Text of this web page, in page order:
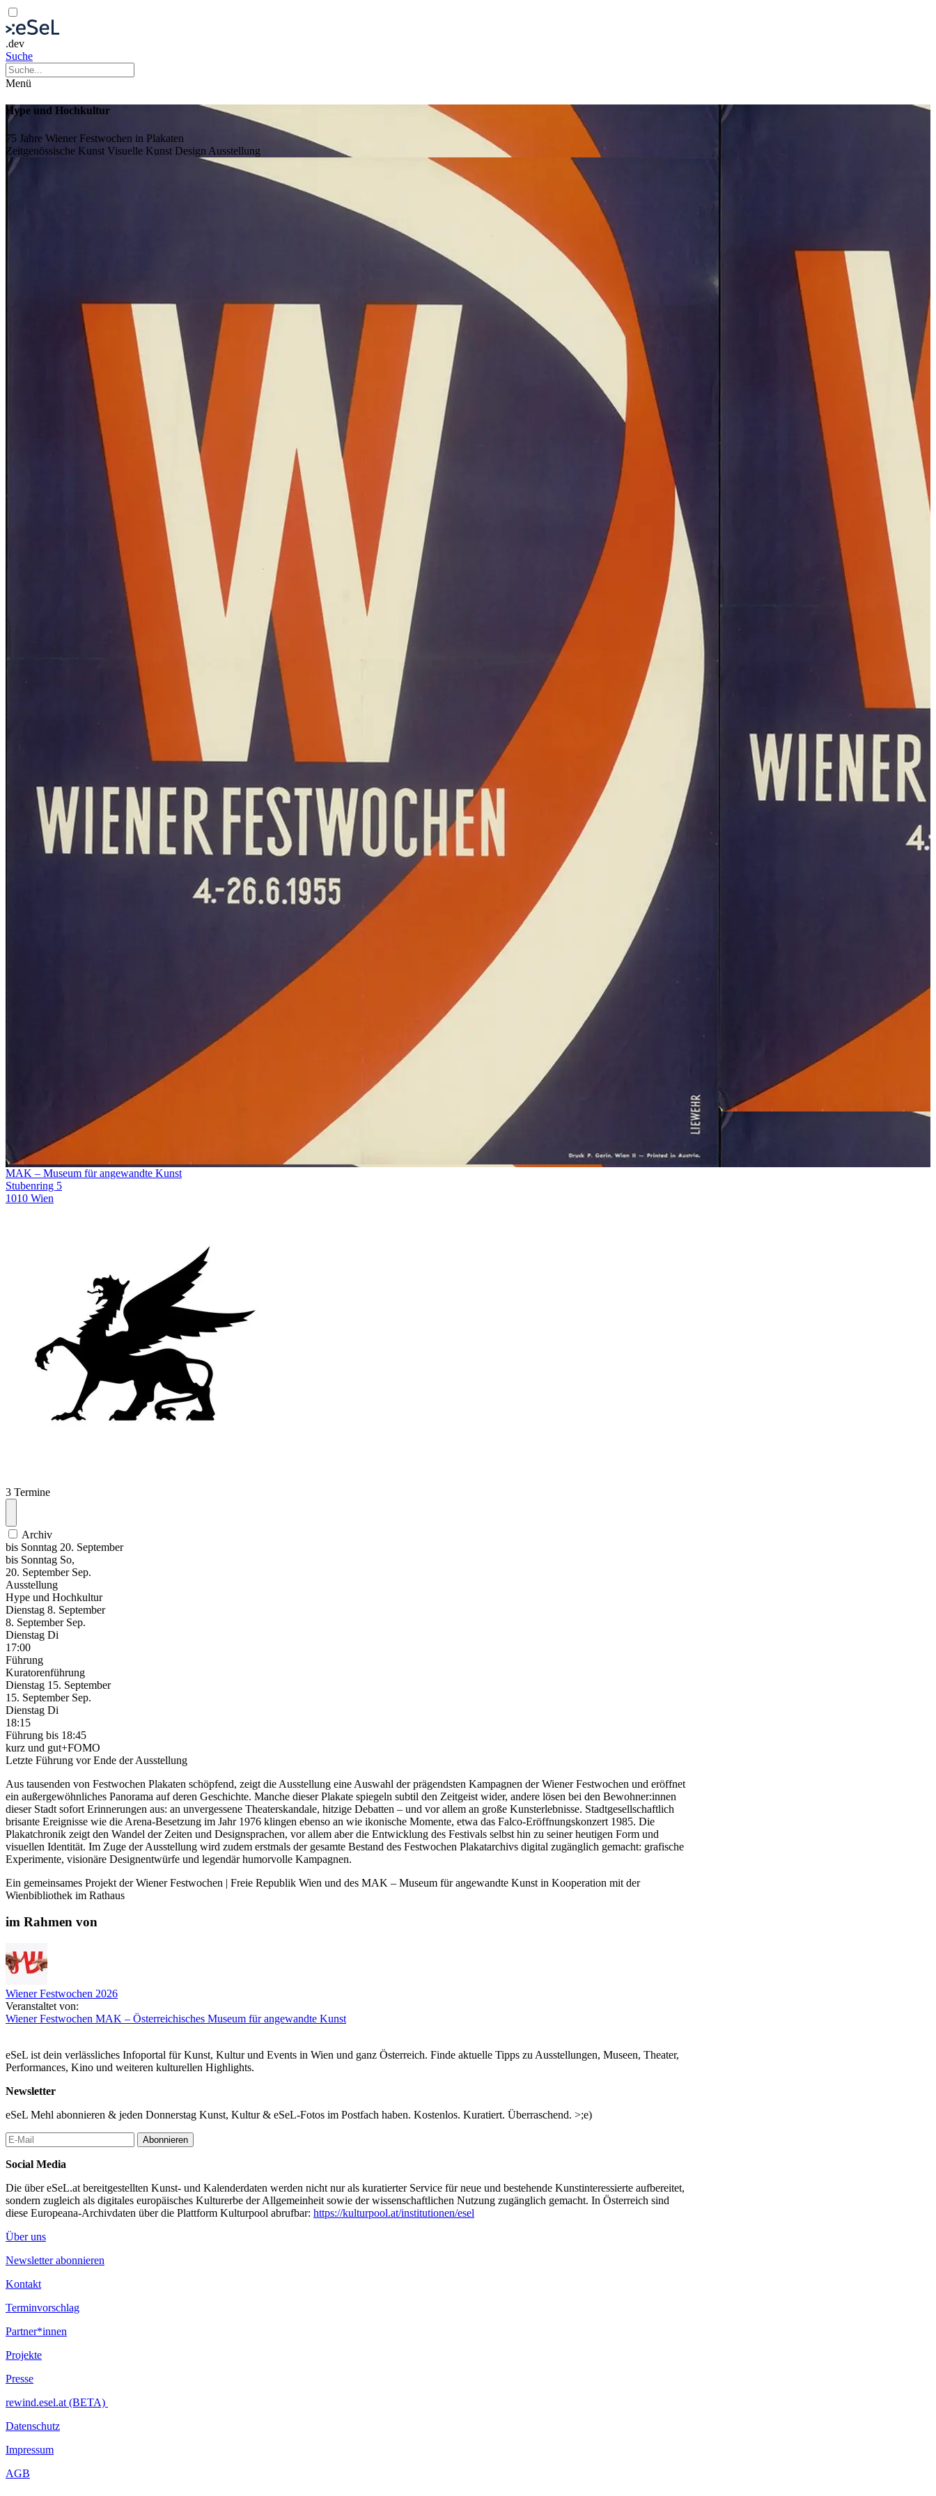
.dev
Suche
Menü
Hype und Hochkultur
75 Jahre Wiener Festwochen in Plakaten
Zeitgenössische Kunst Visuelle Kunst Design Ausstellung
MAK – Museum für angewandte Kunst
Stubenring 5
1010 Wien
3 Termine
Archiv
bis Sonntag 20. September
bis Sonntag So,
20. September Sep.
Ausstellung
Hype und Hochkultur
Dienstag 8. September
8. September Sep.
Dienstag Di
17:00
Führung
Kuratorenführung
Dienstag 15. September
15. September Sep.
Dienstag Di
18:15
Führung bis 18:45
kurz und gut+FOMO
Letzte Führung vor Ende der Ausstellung
Aus tausenden von Fest­wochen Plakaten schöp­fend, zeigt die Ausstel­lung eine Auswahl der prägendsten Kampagnen der Wiener Festwochen und eröffnet
ein außerge­wöhnliches Panorama auf deren Ge­schichte. Manche dieser Plakate spie­geln subtil den Zeitgeist wider, andere lösen bei den Bewohner:innen
dieser Stadt sofort Erinnerungen aus: an un­vergessene Theaterskandale, hitzige Debatten – und vor allem an große Kunsterlebnisse. Stadtgesellschaftlich
brisante Ereignisse wie die Arena-Besetzung im Jahr 1976 klingen ebenso an wie ikonische Momente, etwa das Falco­-Eröffnungskonzert 1985. Die
Plakatchronik zeigt den Wandel der Zeiten und Designsprachen, vor allem aber die Entwicklung des Festivals selbst hin zu seiner heutigen Form und
visuellen Identität. Im Zuge der Aus­stellung wird zudem erstmals der ge­samte Bestand des Festwochen Plakat­archivs digital zugänglich gemacht: grafische
Experimente, visionäre De­signentwürfe und legendär humorvolle Kampagnen.
Ein gemeinsames Projekt der Wiener Festwochen | Freie Republik Wien und des MAK – Museum für angewandte Kunst in Kooperation mit der
Wienbibliothek im Rathaus
im Rahmen von
Wiener Festwochen 2026
Veranstaltet von:
Wiener Festwochen MAK – Österreichisches Museum für angewandte Kunst
eSeL ist dein verlässliches Infoportal für Kunst, Kultur und Events in Wien und ganz Österreich. Finde aktuelle Tipps zu Ausstellungen, Museen, Theater,
Performances, Kino und weiteren kulturellen Highlights.
Newsletter
eSeL Mehl abonnieren & jeden Donnerstag Kunst, Kultur & eSeL-Fotos im Postfach haben. Kostenlos. Kuratiert. Überraschend. >;e)
Abonnieren
Social Media
Die über eSeL.at bereitgestellten Kunst- und Kalenderdaten werden nicht nur als kuratierter Service für neue und bestehende Kunstinteressierte aufbereitet,
sondern zugleich als digitales europäisches Kulturerbe der Allgemeinheit sowie der wissenschaftlichen Nutzung zugänglich gemacht. In Österreich sind
diese Europeana-Archivdaten über die Plattform Kulturpool abrufbar: https://kulturpool.at/institutionen/esel
Über uns
Newsletter abonnieren
Kontakt
Terminvorschlag
Partner*innen
Projekte
Presse
rewind.esel.at (BETA)
Datenschutz
Impressum
AGB